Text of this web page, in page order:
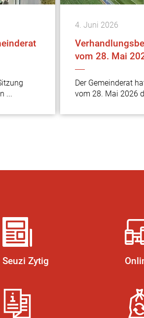
...
4. Juni 2026
vom 28. Mai
Der Gemeinderat
vom 28. Mai 2026
Verschiedene
Seuzi Zytig